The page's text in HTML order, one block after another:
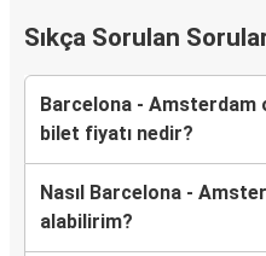
Sıkça Sorulan
Barcelona -
bilet fiyatı nedir?
Nasıl Barcelona -
alabilirim?